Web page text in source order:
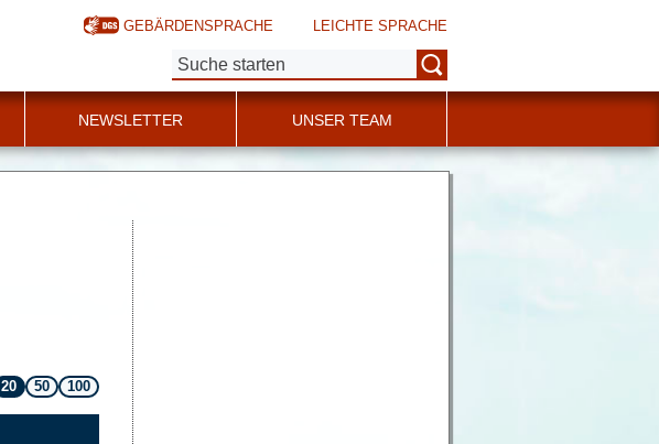
GEBÄRDENSPRACHE
LEICHTE SPRACHE
Suche:
NEWSLETTER UNSER TEAM
20 50 100